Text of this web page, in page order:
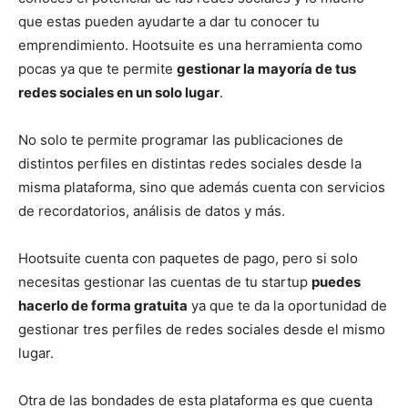
que estas pueden ayudarte a dar tu conocer tu
emprendimiento. Hootsuite es una herramienta como
pocas ya que te permite gestionar la mayoría de tus
redes sociales en un solo lugar.
No solo te permite programar las publicaciones de
distintos perfiles en distintas redes sociales desde la
misma plataforma, sino que además cuenta con servicios
de recordatorios, análisis de datos y más.
Hootsuite cuenta con paquetes de pago, pero si solo
necesitas gestionar las cuentas de tu startup puedes
hacerlo de forma gratuita ya que te da la oportunidad de
gestionar tres perfiles de redes sociales desde el mismo
lugar.
Otra de las bondades de esta plataforma es que cuenta